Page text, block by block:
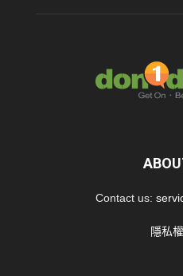
Contact us:
隱私